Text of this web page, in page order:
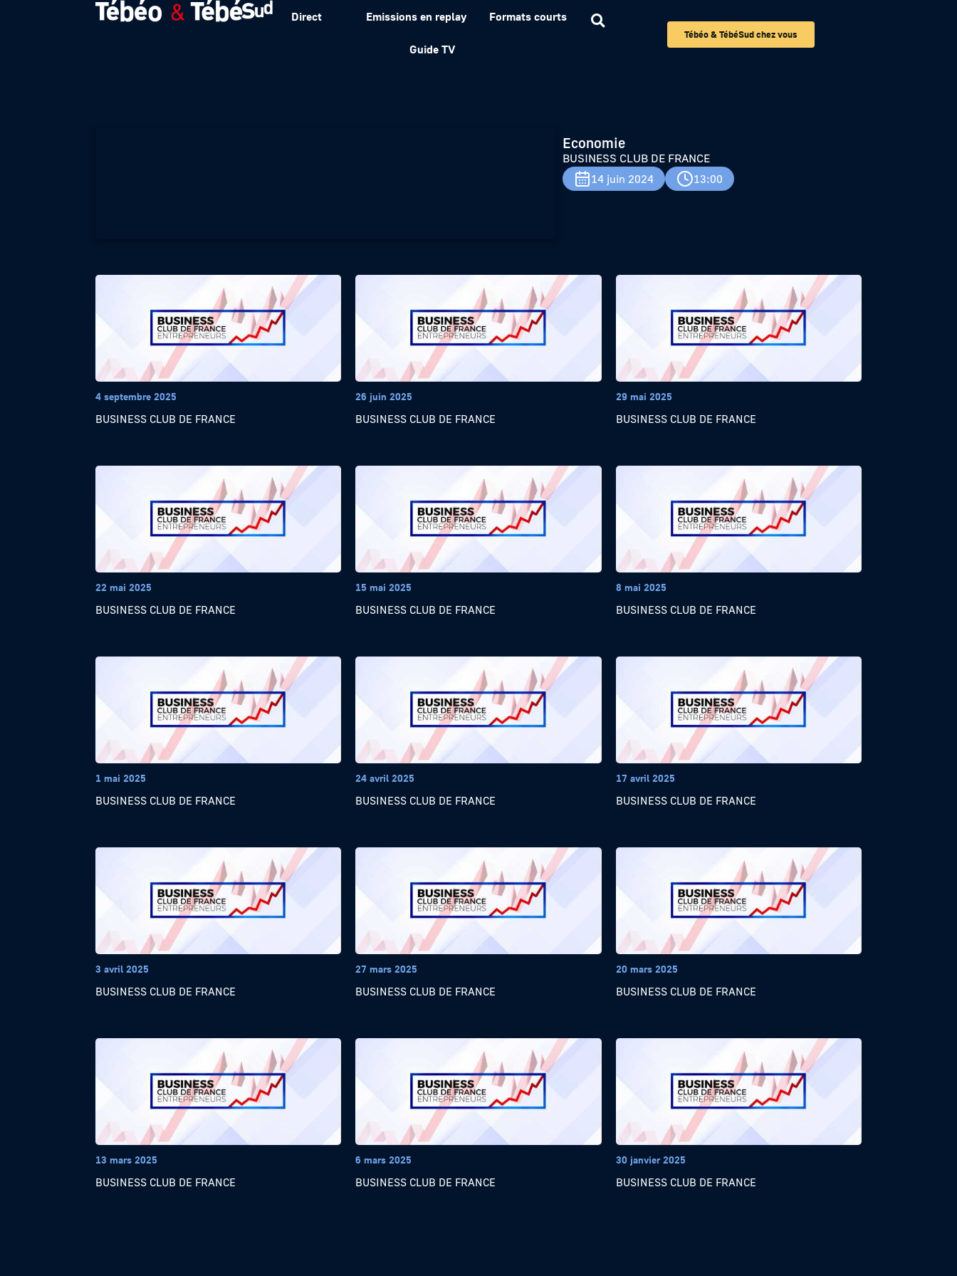
Direct Emissions en replay Formats courts
Guide TV
Tébéo & TébéSud chez vous
BUSINESS CLUB DE FRANCE
Economie
BUSINESS CLUB DE FRANCE
14 juin 2024
13:00
4 septembre 2025
BUSINESS CLUB DE FRANCE
26 juin 2025
BUSINESS CLUB DE FRANCE
29 mai 2025
BUSINESS CLUB DE FRANCE
22 mai 2025
BUSINESS CLUB DE FRANCE
15 mai 2025
BUSINESS CLUB DE FRANCE
8 mai 2025
BUSINESS CLUB DE FRANCE
1 mai 2025
BUSINESS CLUB DE FRANCE
24 avril 2025
BUSINESS CLUB DE FRANCE
17 avril 2025
BUSINESS CLUB DE FRANCE
3 avril 2025
BUSINESS CLUB DE FRANCE
27 mars 2025
BUSINESS CLUB DE FRANCE
20 mars 2025
BUSINESS CLUB DE FRANCE
13 mars 2025
BUSINESS CLUB DE FRANCE
6 mars 2025
BUSINESS CLUB DE FRANCE
30 janvier 2025
BUSINESS CLUB DE FRANCE